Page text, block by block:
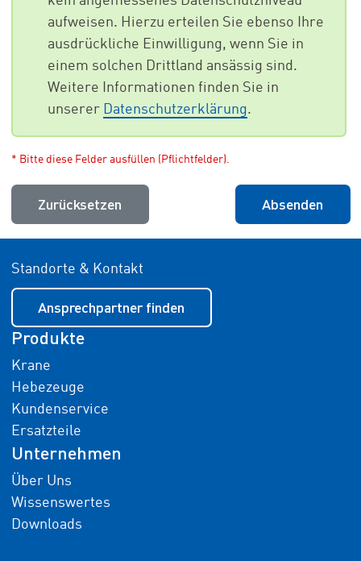
aufweisen. Hierzu erteilen Sie ebenso Ihre
ausdrückliche Einwilligung, wenn Sie in
einem solchen Drittland ansässig sind.
Weitere Informationen finden Sie in
unserer
Datenschutzerklärung.
* Bitte diese Felder ausfüllen (Pflichtfelder).
Zurücksetzen Absenden
Standorte & Kontakt
Ansprechpartner finden
Produkte
Krane
Hebezeuge
Kundenservice
Ersatzteile
Unternehmen
Über Uns
Wissenswertes
Downloads